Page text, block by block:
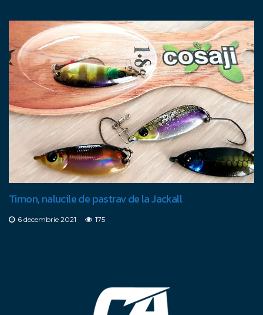
Timon, nalucile de pastrav de la Jackall
6 decembrie 2021 175